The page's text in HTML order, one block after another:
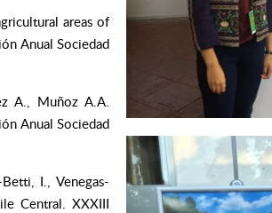
areas of
Anual Sociedad
A., Muñoz A.A.
Anual Sociedad
Betti, I., Venegas-
Central. XXXIII